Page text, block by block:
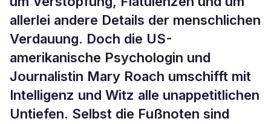
allerlei andere Details der menschlichen
Verdauung. Doch die US-
amerikanische Psychologin und
Journalistin Mary Roach umschifft mit
Intelligenz und Witz alle unappetitlichen
Untiefen. Selbst die Fußnoten sind